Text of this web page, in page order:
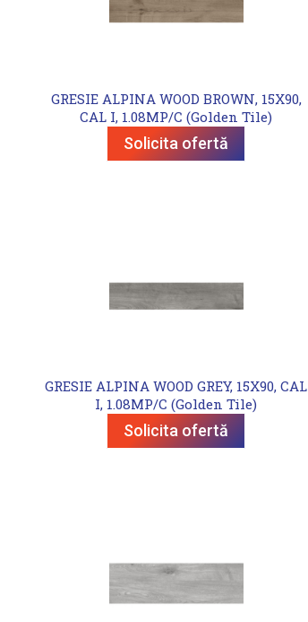
GRESIE ALPINA WOOD BROWN, 15X90,
CAL I, 1.08MP/C (Golden Tile)
Solicita ofertă
GRESIE ALPINA WOOD GREY, 15X90, CAL
I, 1.08MP/C (Golden Tile)
Solicita ofertă